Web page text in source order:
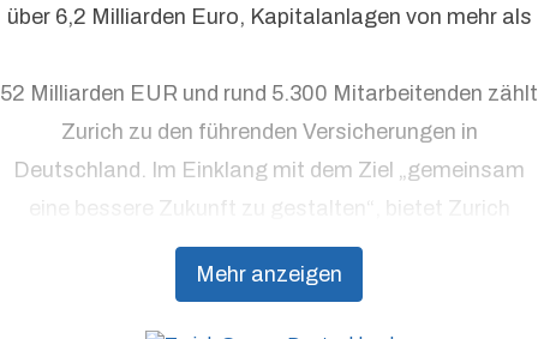
Mehr anzeigen
über 6,2 Milliarden Euro, Kapitalanlagen von mehr als
52 Milliarden EUR und rund 5.300 Mitarbeitenden zählt
Zurich zu den führenden Versicherungen in
Deutschland. Im Einklang mit dem Ziel „gemeinsam
eine bessere Zukunft zu gestalten“, bietet Zurich
Präventionsdienstleistungen an, die über traditionelle
Versicherungsprodukte hinausgehen, um Kunden